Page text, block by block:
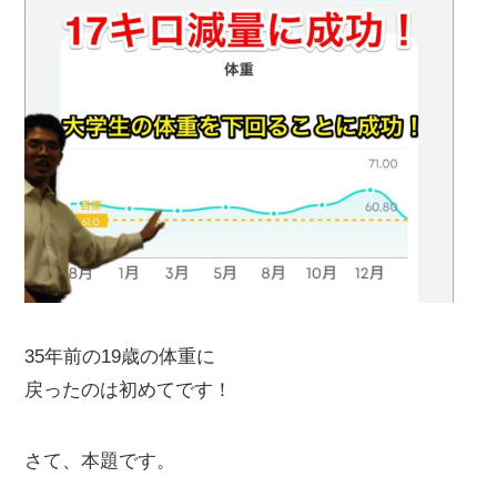
35年前の19歳の体重に
戻ったのは初めてです！
さて、本題です。